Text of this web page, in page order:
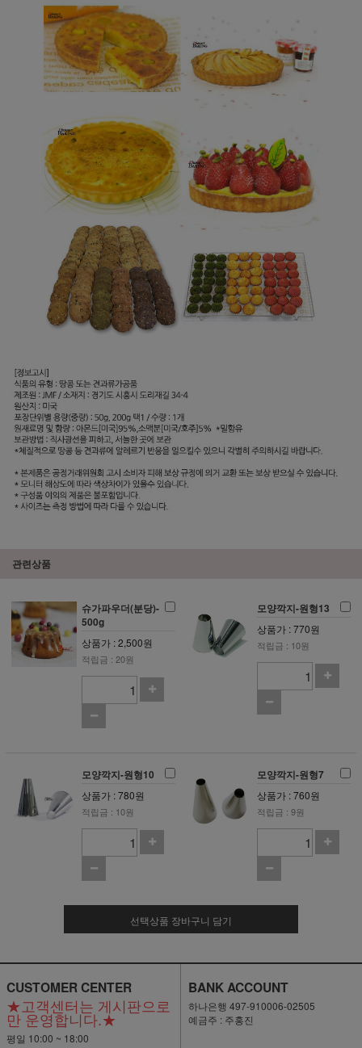
관련상품
슈가파우더(분당)-
500g
상품가 : 2,500원
적립금 : 20원
모양깍지-원형13
상품가 : 770원
적립금 : 10원
모양깍지-원형10
상품가 : 780원
적립금 : 10원
모양깍지-원형7
상품가 : 760원
적립금 : 9원
선택상품 장바구니 담기
CUSTOMER CENTER
★고객센터는 게시판으로
만 운영합니다.★
평일 10:00 ~ 18:00
BANK ACCOUNT
하나은행 497-910006-02505
예금주 : 주홍진